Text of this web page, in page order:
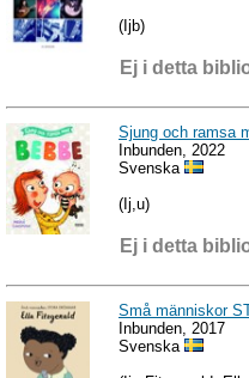
(Ijb)
Ej i detta
Sjung och ramsa
Inbunden, 2022
Svenska
(Ij,u)
Ej i detta
Små människor
Inbunden, 2017
Svenska